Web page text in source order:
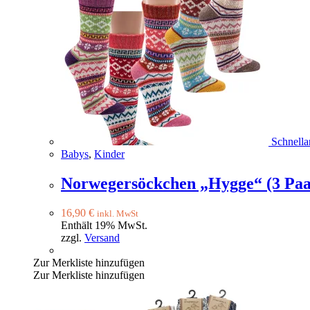
Babys, Kinder
Norwegersöckchen „Hygge“ (3
16,90 € inkl. MwSt
Enthält 19% MwSt.
zzgl. Versand
Zur Merkliste hinzufügen
Zur Merkliste hinzufügen